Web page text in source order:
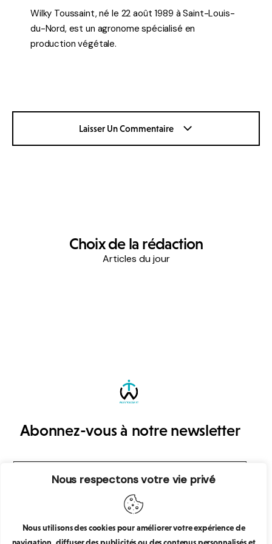
Nous respectons votre vie privé
Nous utilisons des cookies pour améliorer votre expérience de
Wilky Toussaint, né le 22 août 1989 à Saint-Louis-
du-Nord, est un agronome spécialisé en
production végétale.
Laisser Un Commentaire
Choix de la rédaction
Articles du jour
Abonnez-vous à notre newsletter
S’abonner
J’accepte que mes données personnelles soient
collectées et stockées.